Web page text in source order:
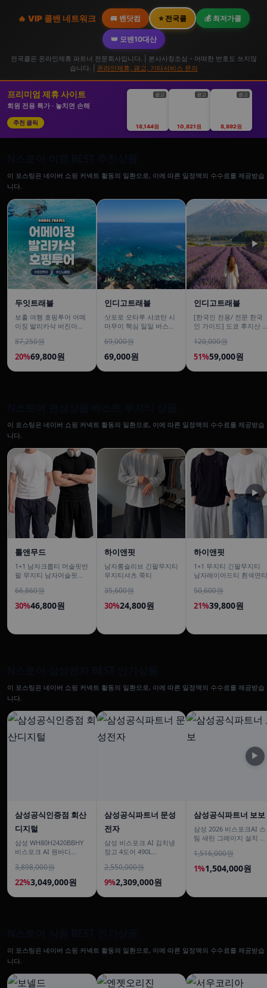
🔥 VIP 콜밴 네트워크 🚐 밴닷컴 ⭐ 전국콜 💰 최저가콜
👑 모밴10대산
전국콜은 온라인제휴 파트너 전문회사입니다. | 본사사칭조심 - 어떠한 번호도 쓰지않
습니다. |
온라인제휴, 광고, 기타서비스 문의
프리미엄 제휴 사이트
회원 전용 특가 · 놓치면 손해
추천 클릭
광고
18,144원
광고
10,821원
광고
8,892원
이 포스팅은 네이버 쇼핑 커넥트 활동의 일환으로, 이에 따른 일정액의 수수료를 제공받습
니다.
두잇트래블
보홀 여행 호핑투어 어메
이징 발리카삭 버진아일
랍 포함
87,250원
20%69,800원
인디고트래블
삿포로 오타루 샤코탄 시
마무이 핵심 일일 버스투
69,000원
69,000원
인디고트래블
[한국인 전용/ 전문 한국
인 가이드] 도쿄 후지산 1
카와시계점/DSLR 사진촬
영
120,000원
51%59,000원
▶
이 포스팅은 네이버 쇼핑 커넥트 활동의 일환으로, 이에 따른 일정액의 수수료를 제공받습
니다.
톨앤무드
1+1 남자크롭티 머슬핏반
팔 무지티 남자머슬핏반
66,860원
30%46,800원
하이앤핏
남자롱슬리브 긴팔무지티
무지티셔츠 쭉티
35,600원
30%24,800원
하이앤핏
1+1 무지티 긴팔무지티
남자레이어드티 흰색면티
50,600원
21%39,800원
▶
이 포스팅은 네이버 쇼핑 커넥트 활동의 일환으로, 이에 따른 일정액의 수수료를 제공받습
니다.
삼성공식인증점 회산
디지털
삼성 WH80H2420BBHY
비스포크 AI 원바디
입 1등급
3,898,000원
22%3,049,000원
삼성공식파트너 문성
전자
삼성 비스포크 AI 김치냉
장고 4도어 490L
다크메탈 유산균아삭 숙
성모드
2,550,000원
9%2,309,000원
삼성공식파트너 보보
삼성 2026 비스포크AI 스
팀 새틴 그레이지 설치 보
1,516,000원
1%1,504,000원
▶
이 포스팅은 네이버 쇼핑 커넥트 활동의 일환으로, 이에 따른 일정액의 수수료를 제공받습
니다.